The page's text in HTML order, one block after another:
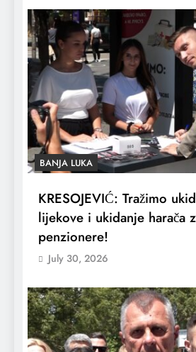
BANJA LUKA
KRESOJEVIĆ: Tražimo
lijekove i ukidanje harača
penzionere!
July 30, 2026